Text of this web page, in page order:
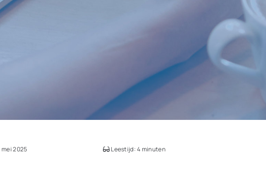
2025 Leestijd: 4 minuten